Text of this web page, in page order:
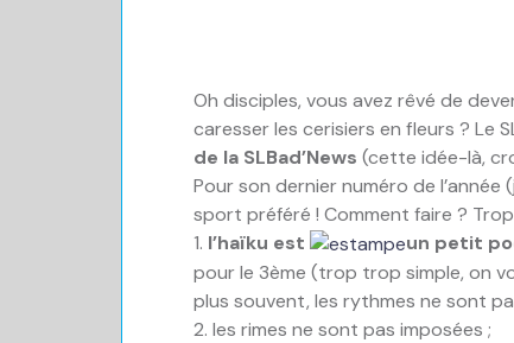
Oh disciples, vous avez rêvé de
caresser les cerisiers en fleurs ? Le
de la SLBad’News (cette idée-là,
Pour son dernier numéro de
sport préféré ! Comment faire ?
1. l’haïku est un petit
pour le 3ème (trop trop simple, on
plus souvent, les rythmes ne sont
2. les rimes ne sont pas imposées ;